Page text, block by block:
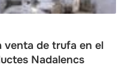
venta de trufa en el
Nadalencs